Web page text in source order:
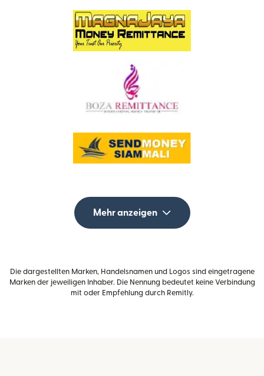
Mehr anzeigen
Die dargestellten Marken, Handelsnamen und Logos sind eingetragene
Marken der jeweiligen Inhaber. Die Nennung bedeutet keine Verbindung
mit oder Empfehlung durch Remitly.